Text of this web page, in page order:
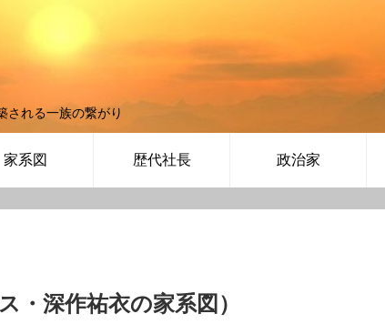
れる一族の繋がり
家系図 歴代社長 政治家
・深作祐衣の家系図）